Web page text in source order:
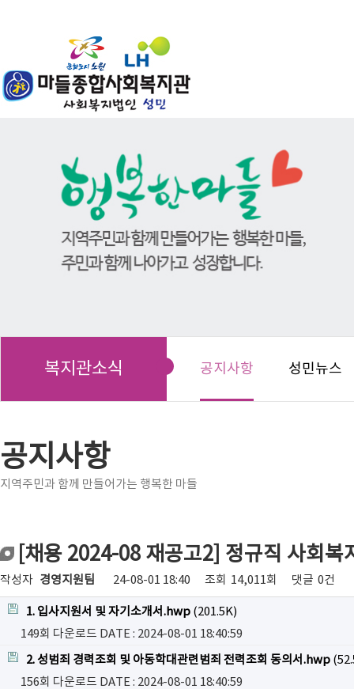
복지관소식 공지사항 성민뉴스
공지사항
지역주민과 함께 만들어가는 행복한 마들
[채용 2024-08 재공고2] 정규직 사회복
작성자 경영지원팀 24-08-01 18:40 조회 14,011회 댓글 0건
1. 입사지원서 및 자기소개서.hwp (201.5K)
149회 다운로드 DATE : 2024-08-01 18:40:59
2. 성범죄 경력조회 및 아동학대관련범죄 전력조회 동의서.hwp
156회 다운로드 DATE : 2024-08-01 18:40:59